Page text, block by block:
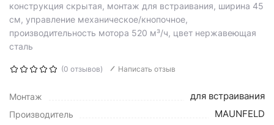
конструкция скрытая, монтаж для встраивания, ширина 45
см, управление механическое/кнопочное,
производительность мотора 520 м³/ч, цвет нержавеющая
сталь
(0 отзывов) Написать отзыв
Монтаж для встраивания
Производитель MAUNFELD